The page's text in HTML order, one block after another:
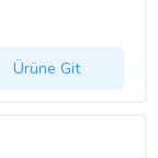
Ürüne Git